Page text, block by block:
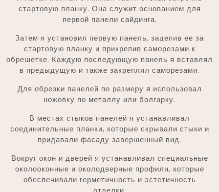
стартовую планку. Она служит основанием для
первой панели сайдинга.
Затем я установил первую панель, зацепив ее за
стартовую планку и прикрепив саморезами к
обрешетке. Каждую последующую панель я вставлял
в предыдущую и также закреплял саморезами.
Для обрезки панелей по размеру я использовал
ножовку по металлу или болгарку.
В местах стыков панелей я устанавливал
соединительные планки, которые скрывали стыки и
придавали фасаду завершенный вид.
Вокруг окон и дверей я устанавливал специальные
околооконные и околодверные профили, которые
обеспечивали герметичность и эстетичность